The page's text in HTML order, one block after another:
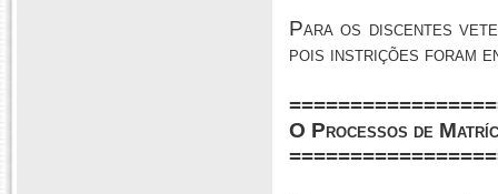
Para os discentes
pois instrições foram
O Processos de